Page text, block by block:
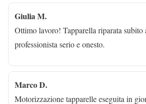
Giulia M.
Ottimo lavoro! Tapparella riparata subito
professionista serio e onesto.
Marco D.
Motorizzazione tapparelle eseguita in